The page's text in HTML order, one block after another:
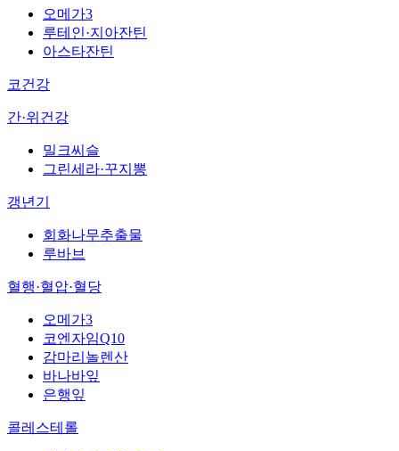
오메가3
루테인·지아잔틴
아스타잔틴
코건강
간·위건강
밀크씨슬
그린세라·꾸지뽕
갱년기
회화나무추출물
루바브
혈행·혈압·혈당
오메가3
코엔자임Q10
감마리놀렌산
바나바잎
은행잎
콜레스테롤